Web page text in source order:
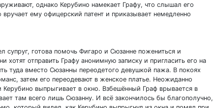
однако Керубино намекает Графу, что слышал его
ему офицерский патент и приказывает немедленно
супруг, готова помочь Фигаро и Сюзанне пожениться и
хотят отправить Графу анонимную записку и пригласить его на
туда вместо Сюзанны переодетого девушкой пажа. В покоях
затем его переодевают в женское платье. Неожиданно
Керубино выпрыгивает в окно. Взбешённый Граф врывается в
там всего лишь Сюзанну. И всё закончилось бы благополучно,